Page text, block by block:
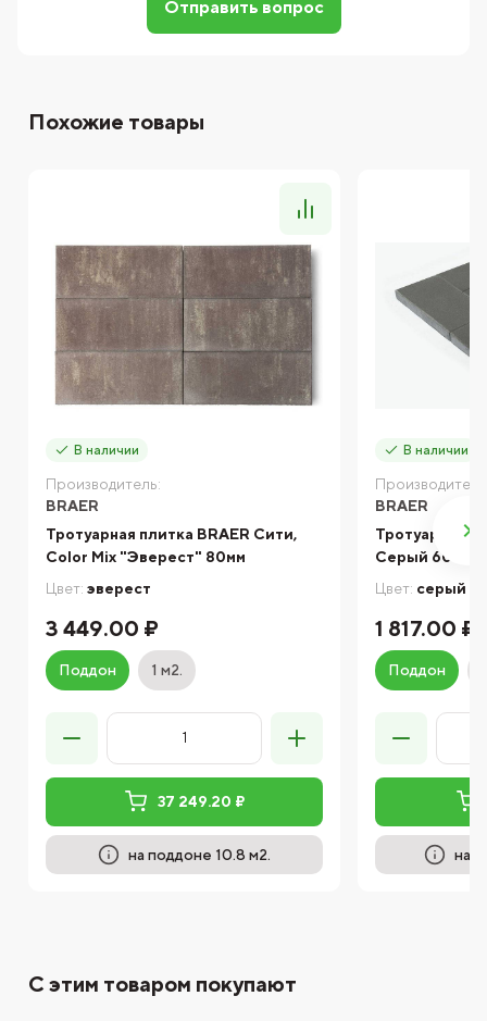
Отправить вопрос
Похожие товары
В наличии
Производитель:
BRAER
Тротуарная плитка BRAER Сити,
Color Mix "Эверест" 80мм
Цвет: эверест
3 449.00 ₽
Поддон 1 м2.
37 249.20 ₽
на поддоне 10.8 м2.
В наличии
BRAER
Тротуарная
Серый 60мм
Цвет: серый
1 817.00 ₽
Поддон
на
С этим товаром покупают